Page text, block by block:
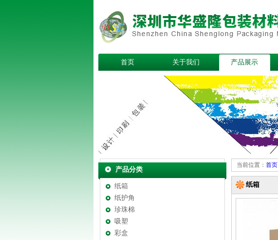
首页 关于我们 产品展示
产品分类
纸箱
纸护角
珍珠棉
吸塑
彩盒
当前位置： 首页
纸箱